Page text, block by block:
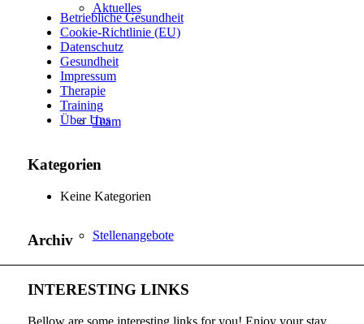
Aktuelles
Team
Stellenangebote
Betriebliche Gesundheit
Cookie-Richtlinie (EU)
Datenschutz
Gesundheit
Impressum
Therapie
Training
Über Uns
Kategorien
Keine Kategorien
Archiv
INTERESTING LINKS
Bellow are some interesting links for you! Enjoy your stay